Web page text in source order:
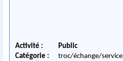
Activité :
Public
Catégorie :
troc/échange/service